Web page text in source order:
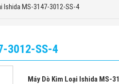
Ishida MS-3147-3012-SS-4
3012-SS-4
Máy Dò Kim Loại Ishida MS-